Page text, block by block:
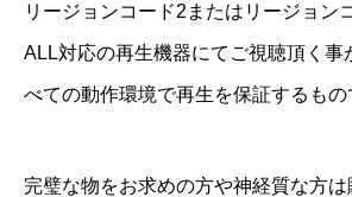
リージョンコード2またはリージョン
ALL対応の再生機器にてご視聴頂く事
べての動作環境で再生を保証するもの
完璧な物をお求めの方や神経質な方